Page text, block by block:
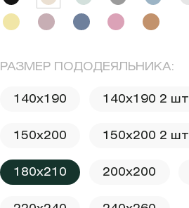
РАЗМЕР ПОДОДЕЯЛЬНИКА:
140x190 140x190 2 шт
150x200 150x200 2 шт
180x210 200x200